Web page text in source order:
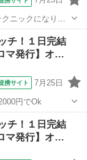
ニックになりま
。お客様は洋服
えながら押して
チ！１日完結
マ発行】オ…
携サイト 7月25日
円でOk
チ！１日完結
マ発行】オ…